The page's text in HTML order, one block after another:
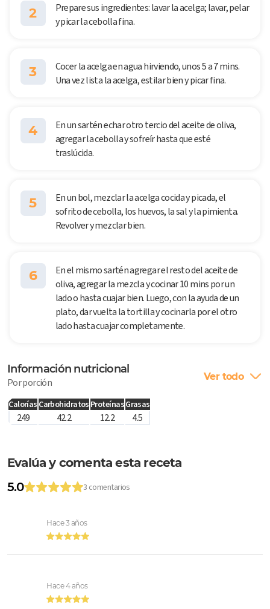
2
Prepare sus ingredientes: lavar la acelga; lavar, pelar
y picar la cebolla fina.
3
Cocer la acelga en agua hirviendo, unos 5 a 7 mins.
Una vez lista la acelga, estilar bien y picar fina.
4
En un sartén echar otro tercio del aceite de oliva,
agregar la cebolla y sofreír hasta que esté
traslúcida.
5
En un bol, mezclar la acelga cocida y picada, el
sofrito de cebolla, los huevos, la sal y la pimienta.
Revolver y mezclar bien.
6
En el mismo sartén agregar el resto del aceite de
oliva, agregar la mezcla y cocinar 10 mins por un
lado o hasta cuajar bien. Luego, con la ayuda de un
plato, dar vuelta la tortilla y cocinarla por el otro
lado hasta cuajar completamente.
Información nutricional
Por porción Ver todo
Calorías Carbohidratos ProteínasGrasas
249 42.2 12.2 4.5
Evalúa y comenta esta receta
5.0
3 comentarios
Hace 3 años
Hace 4 años